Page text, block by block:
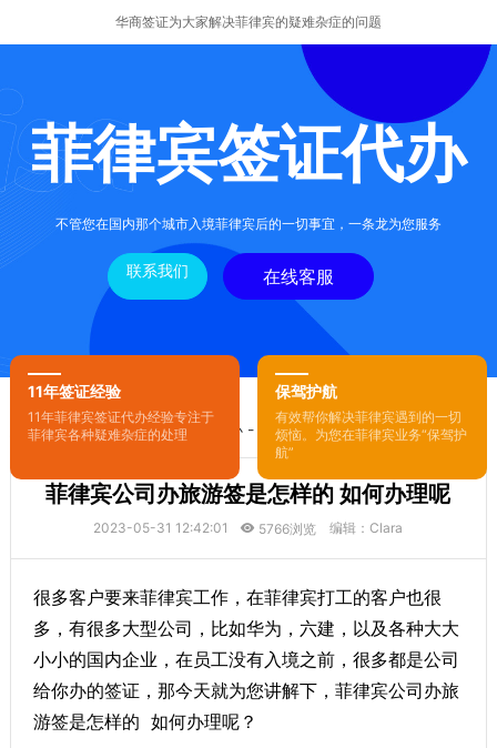
华商签证为大家解决菲律宾的疑难杂症的问题
菲律宾签证代办
不管您在国内那个城市入境菲律宾后的一切事宜，一条龙为您服务
联系我们 在线客服
11年签证经验
11年菲律宾签证代办经验专注于
菲律宾各种疑难杂症的处理
保驾护航
有效帮你解决菲律宾遇到的一切
烦恼。为您在菲律宾业务“保驾护
航”
您的位置：首页-菲律宾签证代办- 正文
菲律宾公司办旅游签是怎样的 如何办理呢
2023-05-31 12:42:01 5766浏览 编辑：Clara
很多客户要来菲律宾工作，在菲律宾打工的客户也很
多，有很多大型公司，比如华为，六建，以及各种大大
小小的国内企业，在员工没有入境之前，很多都是公司
给你办的签证，那今天就为您讲解下，菲律宾公司办旅
游签是怎样的 如何办理呢？